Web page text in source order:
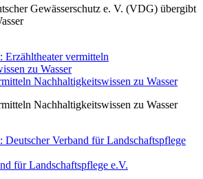
Gewässerschutz e. V. (VDG) übergibt
Nachhaltigkeitswissen zu Wasser
Nachhaltigkeitswissen zu Wasser
für Landschaftspflege e.V.